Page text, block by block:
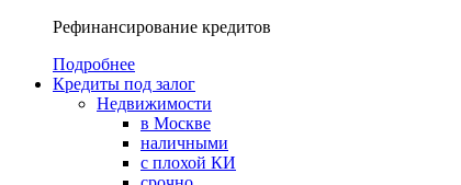
Рефинансирование кредитов
Подробнее
Кредиты под залог
Недвижимости
в Москве
наличными
с плохой КИ